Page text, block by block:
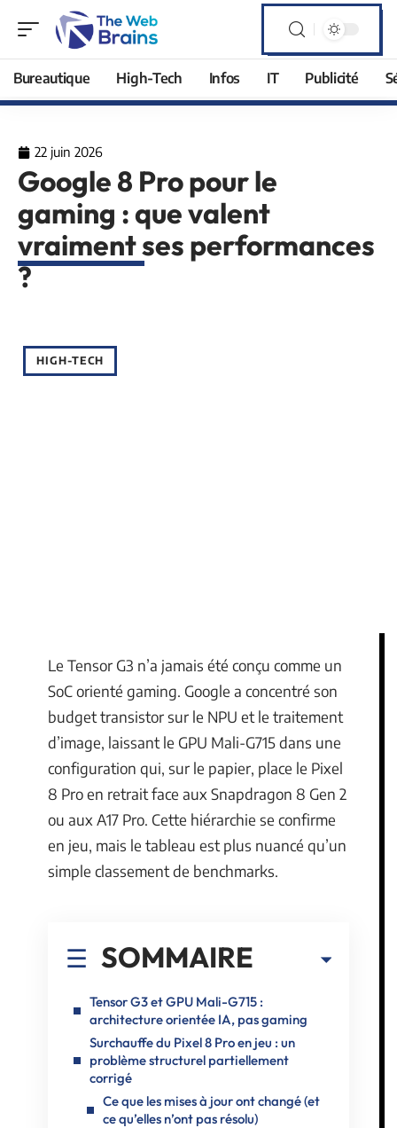
Bureautique High-Tech Infos IT Publicité
22 juin 2026
Google 8 Pro pour le
gaming : que valent
vraiment ses performances
?
HIGH-TECH
Le Tensor G3 n’a jamais été conçu comme un
SoC orienté gaming. Google a concentré son
budget transistor sur le NPU et le traitement
d’image, laissant le GPU Mali-G715 dans une
configuration qui, sur le papier, place le Pixel
8 Pro en retrait face aux Snapdragon 8 Gen 2
ou aux A17 Pro. Cette hiérarchie se confirme
en jeu, mais le tableau est plus nuancé qu’un
simple classement de benchmarks.
SOMMAIRE
Tensor G3 et GPU Mali-G715 :
architecture orientée IA, pas gaming
Surchauffe du Pixel 8 Pro en jeu : un
problème structurel partiellement
corrigé
Ce que les mises à jour ont changé (et
ce qu’elles n’ont pas résolu)